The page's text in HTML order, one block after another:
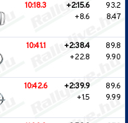
10:18.3
+2:15.6
+8.6
93.2
8.47
10:41.1
+2:38.4
+22.8
89.8
9.90
10:42.6
+2:39.9
+1.5
89.6
9.99